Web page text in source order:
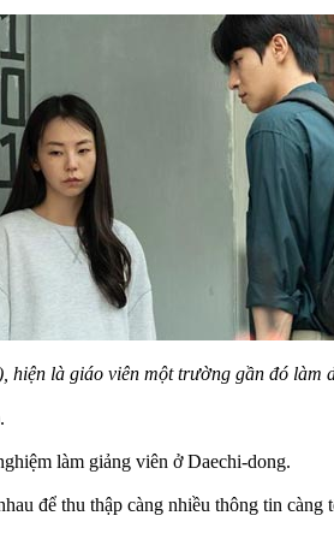
là giáo viên một trường gần đó
làm giảng viên ở Daechi-dong.
để thu thập càng nhiều thông tin